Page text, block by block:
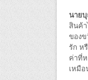
นาย
สินค้
ของ
รัก ห
ค่าที่
เหมือ